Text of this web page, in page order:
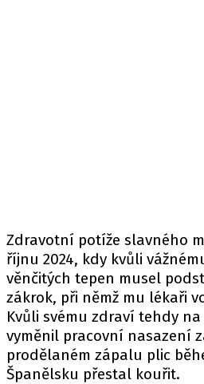
Zdravotní potíže slavného
říjnu 2024, kdy kvůli
věnčitých tepen musel
zákrok, při němž mu lékaři
Kvůli svému zdraví tehdy
vyměnil pracovní nasazení
prodělaném zápalu plic
Španělsku přestal kouřit.